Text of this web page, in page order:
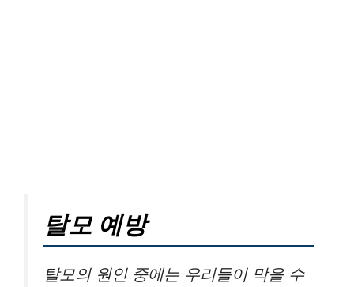
탈모 예방
탈모의 원인 중에는 우리들이 막을 수